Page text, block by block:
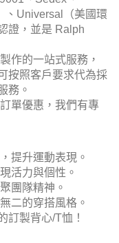
、Universal（美國環
證，並是 Ralph
作的一站式服務，
按照客戶要求代為採
務。
單優惠，我們有專
提升運動表現。
活力與個性。
團隊精神。
二的穿搭風格。
訂製背心/T恤！